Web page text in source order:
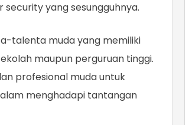
yang sesungguhnya.
talenta muda yang memiliki
maupun perguruan tinggi.
profesional muda untuk
menghadapi tantangan